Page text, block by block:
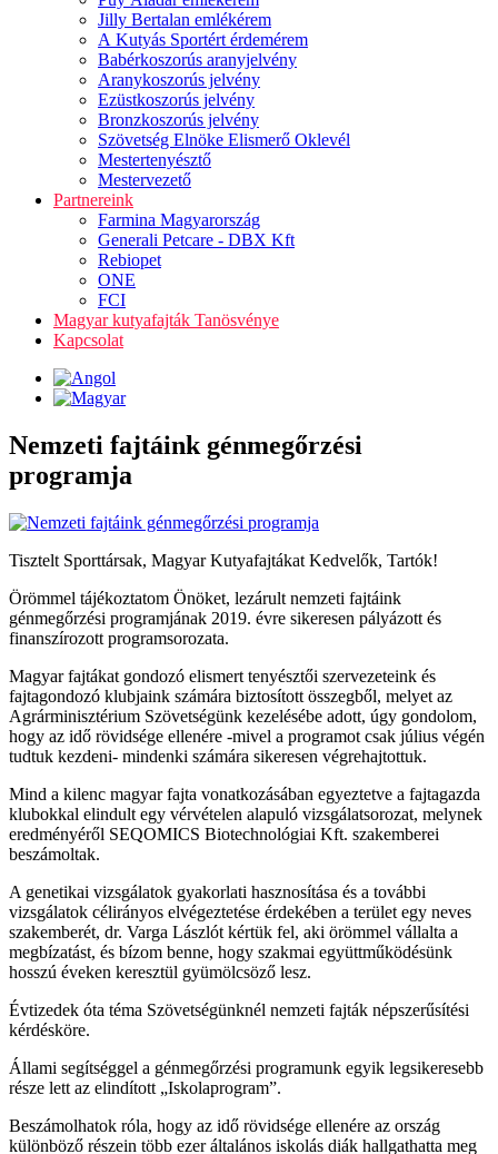
Jilly Bertalan emlékérem
A Kutyás Sportért érdemérem
Babérkoszorús aranyjelvény
Aranykoszorús jelvény
Ezüstkoszorús jelvény
Bronzkoszorús jelvény
Szövetség Elnöke Elismerő Oklevél
Mestertenyésztő
Mestervezető
Partnereink
Farmina Magyarország
Generali Petcare - DBX Kft
Rebiopet
ONE
FCI
Magyar kutyafajták Tanösvénye
Kapcsolat
Nemzeti fajtáink génmegőrzési
programja
Tisztelt Sporttársak, Magyar Kutyafajtákat Kedvelők, Tartók!
Örömmel tájékoztatom Önöket, lezárult nemzeti fajtáink
génmegőrzési programjának 2019. évre sikeresen pályázott és
finanszírozott programsorozata.
Magyar fajtákat gondozó elismert tenyésztői szervezeteink és
fajtagondozó klubjaink számára biztosított összegből, melyet az
Agrárminisztérium Szövetségünk kezelésébe adott, úgy gondolom,
hogy az idő rövidsége ellenére -mivel a programot csak július végén
tudtuk kezdeni- mindenki számára sikeresen végrehajtottuk.
Mind a kilenc magyar fajta vonatkozásában egyeztetve a fajtagazda
klubokkal elindult egy vérvételen alapuló vizsgálatsorozat, melynek
eredményéről SEQOMICS Biotechnológiai Kft. szakemberei
beszámoltak.
A genetikai vizsgálatok gyakorlati hasznosítása és a további
vizsgálatok célirányos elvégeztetése érdekében a terület egy neves
szakemberét, dr. Varga Lászlót kértük fel, aki örömmel vállalta a
megbízatást, és bízom benne, hogy szakmai együttműködésünk
hosszú éveken keresztül gyümölcsöző lesz.
Évtizedek óta téma Szövetségünknél nemzeti fajták népszerűsítési
kérdésköre.
Állami segítséggel a génmegőrzési programunk egyik legsikeresebb
része lett az elindított „Iskolaprogram”.
Beszámolhatok róla, hogy az idő rövidsége ellenére az ország
különböző részein több ezer általános iskolás diák hallgathatta meg